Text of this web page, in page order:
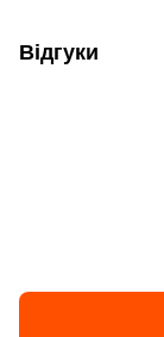
Відгуки